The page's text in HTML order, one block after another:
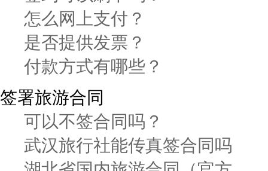
怎么网上支付？
是否提供发票？
付款方式有哪些？
签署旅游合同
可以不签合同吗？
武汉旅行社能传真签合同吗